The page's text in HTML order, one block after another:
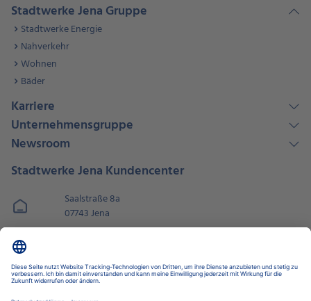
Stadtwerke Jena Gruppe
Stadtwerke Energie
Nahverkehr
Wohnen
Bäder
Karriere
Unternehmensgruppe
Newsroom
Stadtwerke Jena Kundencenter
Saalstraße 8a
07743 Jena
fragen@stadtwerke-jena.de